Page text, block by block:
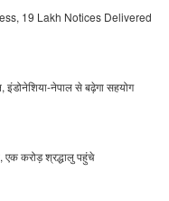
19 Lakh Notices Delivered
नेपाल से बढ़ेगा सहयोग
एक करोड़ श्रद्धालु पहुंचे